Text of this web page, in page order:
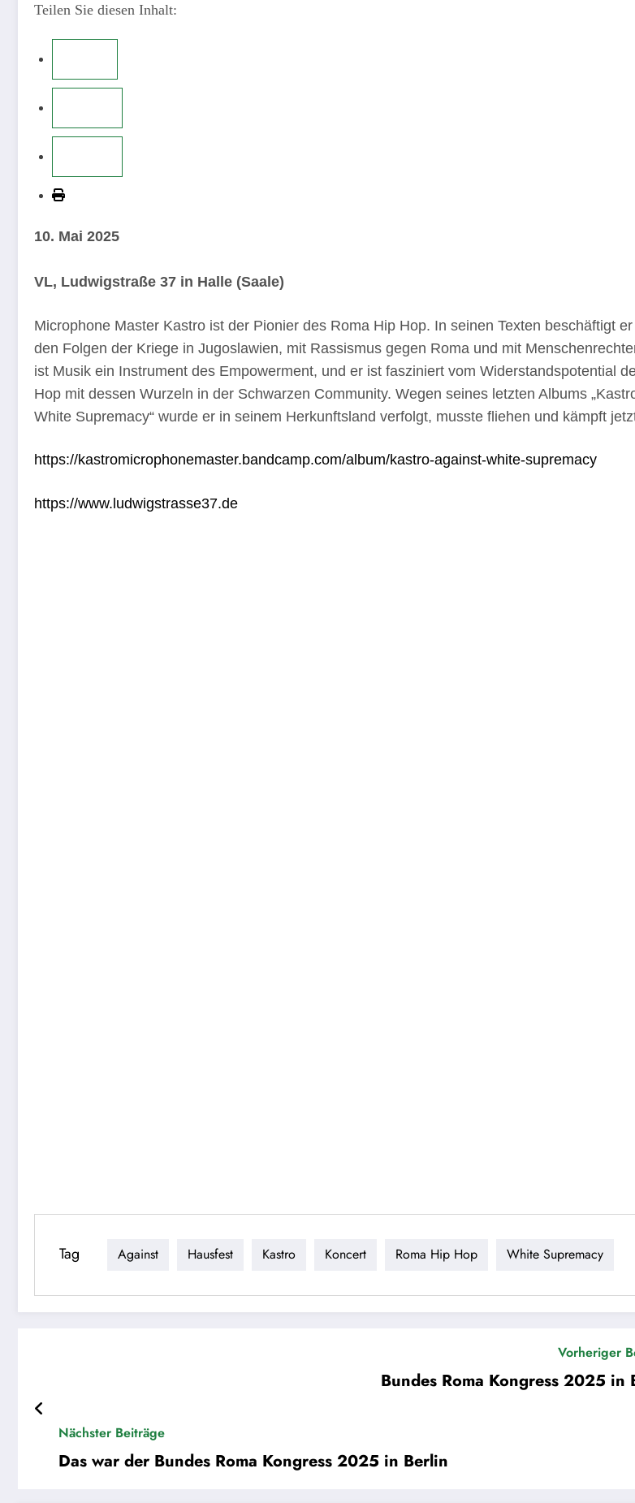
Teilen Sie diesen Inhalt:
10. Mai 2025
VL, Ludwigstraße 37 in Halle (Saale)
Microphone Master Kastro ist der Pionier des Roma Hip Hop. In seinen Texten beschäftigt
den Folgen der Kriege in Jugoslawien, mit Rassismus gegen Roma und mit
ist Musik ein Instrument des Empowerment, und er ist fasziniert vom Widerstandspotential
Hop mit dessen Wurzeln in der Schwarzen Community. Wegen seines letzten Albums
White Supremacy“ wurde er in seinem Herkunftsland verfolgt, musste fliehen und kämpft
https://kastromicrophonemaster.bandcamp.com/album/kastro-against-white-supremacy
https://www.ludwigstrasse37.de
Tag Against Hausfest Kastro Koncert Roma Hip Hop White Supremacy
Vorheriger
Bundes Roma Kongress 2025 in
Nächster Beiträge
Das war der Bundes Roma Kongress 2025 in Berlin